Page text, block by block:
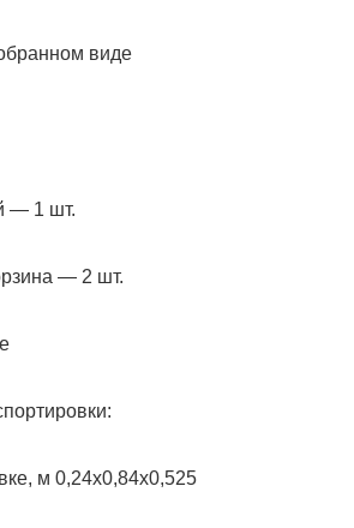
виде
— 1 шт.
— 2 шт.
м 0,24х0,84х0,525